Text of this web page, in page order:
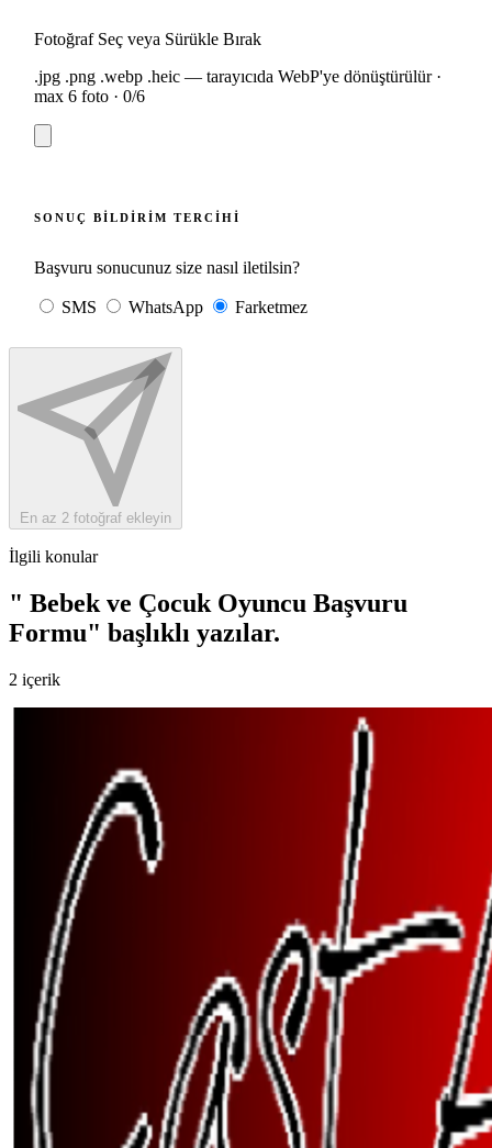
Fotoğraf Seç veya Sürükle Bırak
.jpg .png .webp .heic — tarayıcıda WebP'ye dönüştürülür ·
max 6 foto · 0/6
SONUÇ BILDIRIM TERCIHI
Başvuru sonucunuz size nasıl iletilsin?
SMS WhatsApp Farketmez
En az 2 fotoğraf ekleyin
İlgili konular
" Bebek ve Çocuk Oyuncu Başvuru
Formu" başlıklı yazılar.
2 içerik